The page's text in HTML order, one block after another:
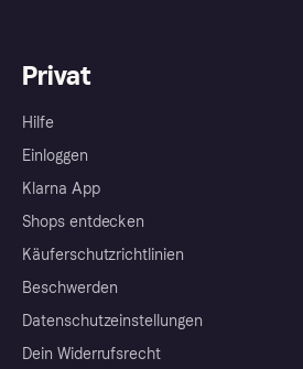
Privat
Hilfe
Einloggen
Klarna App
Shops entdecken
Käuferschutzrichtlinien
Beschwerden
Datenschutzeinstellungen
Dein Widerrufsrecht